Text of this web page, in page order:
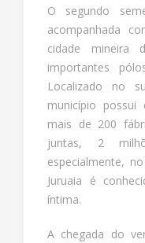
O segundo
acompanhada
cidade mineira
importantes
Localizado no
município
mais de 200
juntas, 2
especialmente,
Juruaia é
íntima.
A chegada do